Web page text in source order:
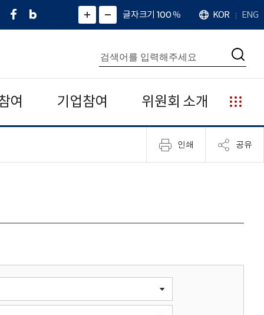
페
네
그
)
화
면
면
소
확
대
치
글자크기 100%
언
어
KOR ENG
통
합
검
색
검
여 기업참여 위원회 소개
누
리
집
안
인쇄 공유